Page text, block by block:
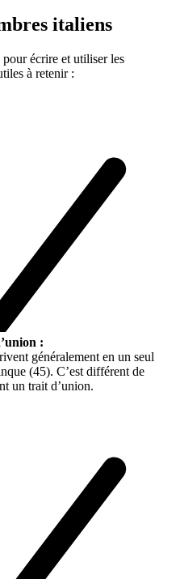
italiens
écrire et utiliser les
à retenir :
:
généralement en un seul
(45). C’est différent de
un trait d’union.